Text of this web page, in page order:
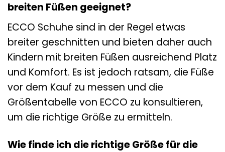
breiten Füßen geeignet?
ECCO Schuhe sind in der Regel etwas
breiter geschnitten und bieten daher auch
Kindern mit breiten Füßen ausreichend Platz
und Komfort. Es ist jedoch ratsam, die Füße
vor dem Kauf zu messen und die
Größentabelle von ECCO zu konsultieren,
um die richtige Größe zu ermitteln.
Wie finde ich die richtige Größe für die